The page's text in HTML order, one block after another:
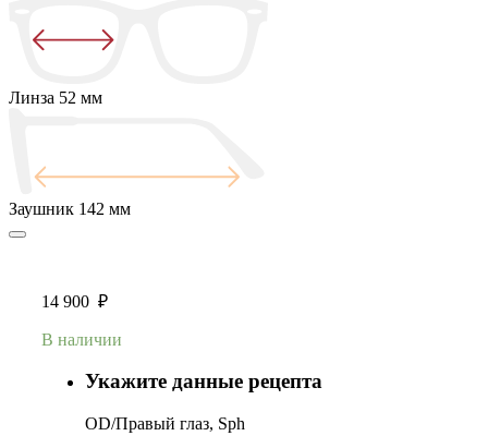
Линза 52 мм
Заушник 142 мм
14 900 ₽
В наличии
Укажите данные рецепта
OD/Правый глаз, Sph